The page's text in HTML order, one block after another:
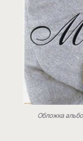
Обложка